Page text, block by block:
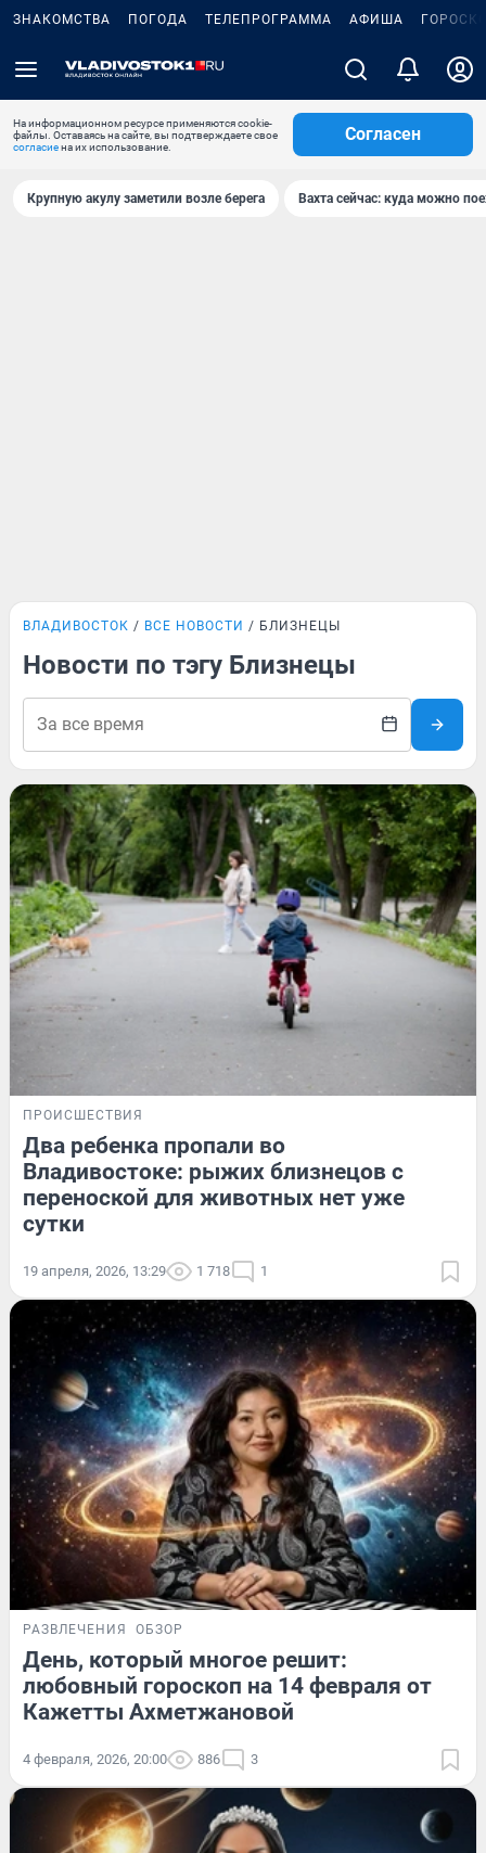
ЗНАКОМСТВА ПОГОДА ТЕЛЕПРОГРАММА АФИША
На информационном ресурсе применяются cookie-
файлы. Оставаясь на сайте, вы подтверждаете свое
согласиена их использование.
Согласен
Крупную акулу заметили возле берега Вахта сейчас: куда можно
ВЛАДИВОСТОК ВСЕ НОВОСТИ БЛИЗНЕЦЫ
Новости по тэгу Близнецы
ПРОИСШЕСТВИЯ
Два ребенка пропали во
Владивостоке: рыжих близнецов с
переноской для животных нет уже
сутки
19 апреля, 2026, 13:29 1 718 1
РАЗВЛЕЧЕНИЯ ОБЗОР
День, который многое решит:
любовный гороскоп на 14 февраля от
Кажетты Ахметжановой
4 февраля, 2026, 20:00 886 3